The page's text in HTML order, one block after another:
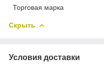
Торговая марка
Скрыть
Условия доставки